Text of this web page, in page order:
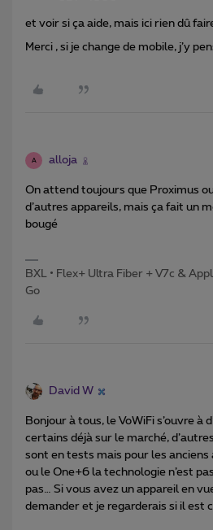
et voir si ça aide, mais ici rien dû
Merci , si je change de mobile, j’y
A alloja
On attend toujours que Proximus
d’autres appareils, mais ça fait un
bougé
BXL • Flex+ Ultra Fiber + V7c &
Go
David W
Bonjour à tous, le VoWiFi s’ouvre à
certains déjà sur le marché,
sont en tests mais pour les
ou le One+6 la technologie n’est
pas… Si vous avez un appareil en
demander et je regarderais si il est